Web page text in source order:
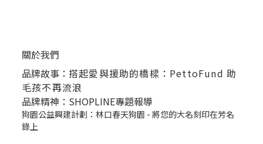
關於我們
品牌故事： 搭起愛與援助的橋樑：PettoFund 助
毛孩不再流浪
品牌精神：SHOPLINE專題報導
狗園公益興建計劃：林口春天狗園 - 將您的大名刻印在芳名
錄上